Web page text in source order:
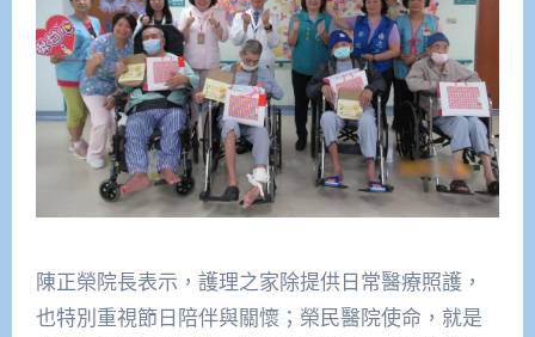
陳正榮院長表示，護理之家除提供日常醫療照護，
也特別重視節日陪伴與關懷；榮民醫院使命，就是